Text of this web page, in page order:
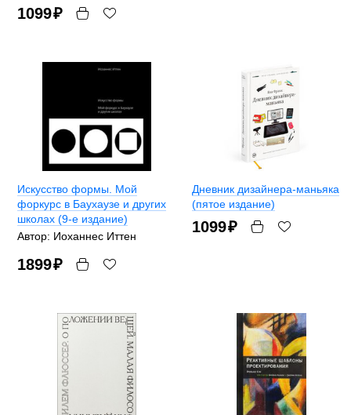
1099₽
Искусство формы. Мой
форкурс в Баухаузе и других
школах (9-е издание)
Автор: Иоханнес Иттен
1899₽
Дневник дизайнера-маньяка
(пятое издание)
1099₽